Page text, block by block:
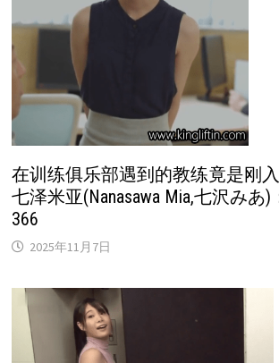
在训练俱乐部遇到的教练竟是刚
七泽米亚(Nanasawa Mia,七沢みあ)
366
2025年11月7日